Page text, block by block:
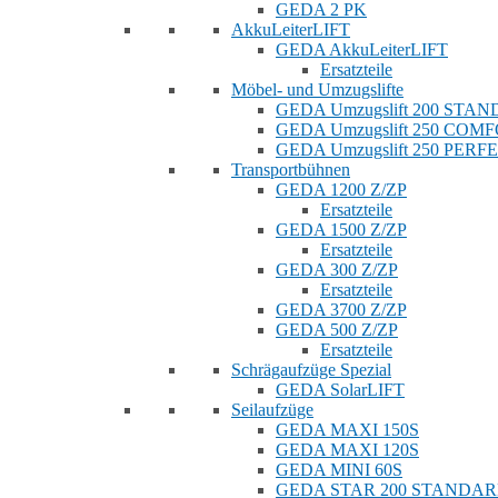
GEDA 2 PK
AkkuLeiterLIFT
GEDA AkkuLeiterLIFT
Ersatzteile
Möbel- und Umzugslifte
GEDA Umzugslift 200
GEDA Umzugslift 250
GEDA Umzugslift 250
Transportbühnen
GEDA 1200 Z/ZP
Ersatzteile
GEDA 1500 Z/ZP
Ersatzteile
GEDA 300 Z/ZP
Ersatzteile
GEDA 3700 Z/ZP
GEDA 500 Z/ZP
Ersatzteile
Schrägaufzüge Spezial
GEDA SolarLIFT
Seilaufzüge
GEDA MAXI 150S
GEDA MAXI 120S
GEDA MINI 60S
GEDA STAR 200